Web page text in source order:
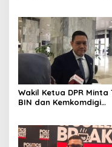
Wakil Ketua DPR Minta
BIN dan Kemkomdigi